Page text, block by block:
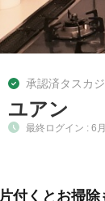
承認済タスカ
ユアン
最終ログイン : 6
付くとお掃除